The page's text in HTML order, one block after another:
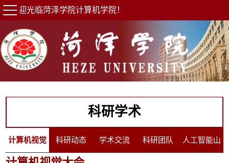
欢迎光临菏泽学院计算机学院！
科研学术
计算机视觉 科研动态 学术交流 科研团队 人工智能山